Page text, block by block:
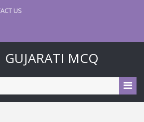
US
GUJARATI MCQ